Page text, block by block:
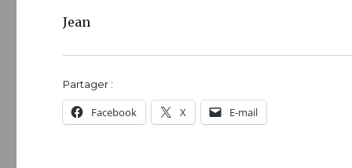
Jean
Partager :
Facebook X E-mail